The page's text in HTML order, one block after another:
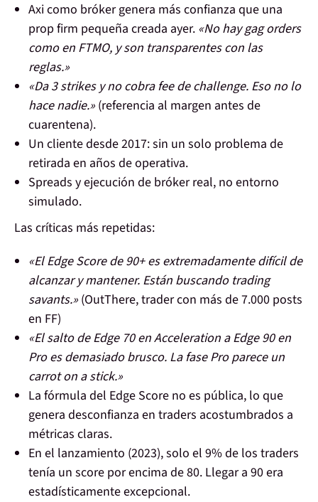
Axi como bróker genera más confianza que una
prop firm pequeña creada ayer. «No hay gag orders
como en FTMO, y son transparentes con las
reglas.»
«Da 3 strikes y no cobra fee de challenge. Eso no lo
hace nadie.» (referencia al margen antes de
cuarentena).
Un cliente desde 2017: sin un solo problema de
retirada en años de operativa.
Spreads y ejecución de bróker real, no entorno
simulado.
Las críticas más repetidas:
«El Edge Score de 90+ es extremadamente difícil de
alcanzar y mantener. Están buscando trading
savants.» (OutThere, trader con más de 7.000 posts
en FF)
«El salto de Edge 70 en Acceleration a Edge 90 en
Pro es demasiado brusco. La fase Pro parece un
carrot on a stick.»
La fórmula del Edge Score no es pública, lo que
genera desconfianza en traders acostumbrados a
métricas claras.
En el lanzamiento (2023), solo el 9% de los traders
tenía un score por encima de 80. Llegar a 90 era
estadísticamente excepcional.